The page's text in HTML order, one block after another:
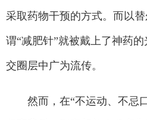
采取药物干预的方式。而以
谓“减肥针”就被戴上了神药
交圈层中广为流传。
然而，在“不运动、不忌口